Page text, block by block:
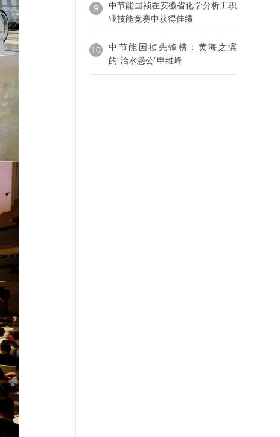
9
中节能国祯在安徽省化学分析工职
业技能竞赛中获得佳绩
10
中节能国祯先锋榜：黄海之滨
的“治水愚公”申维峰